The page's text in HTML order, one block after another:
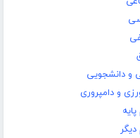
و دانشجویی
و دامپروری